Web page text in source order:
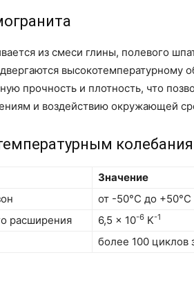
из смеси глины, полевого
высокотемпературному
прочность и плотность, что
и воздействию окружающей
Значение
от -50°C до +50°C
расширения
6,5 x 10-6 K-1
более 100 циклов